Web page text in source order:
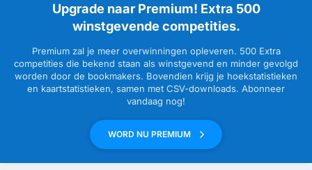
Upgrade naar Premium! Extra 500
winstgevende competities.
Premium zal je meer overwinningen opleveren. 500 Extra
competities die bekend staan als winstgevend en minder gevolgd
worden door de bookmakers. Bovendien krijg je hoekstatistieken
en kaartstatistieken, samen met CSV-downloads. Abonneer
vandaag nog!
WORD NU PREMIUM